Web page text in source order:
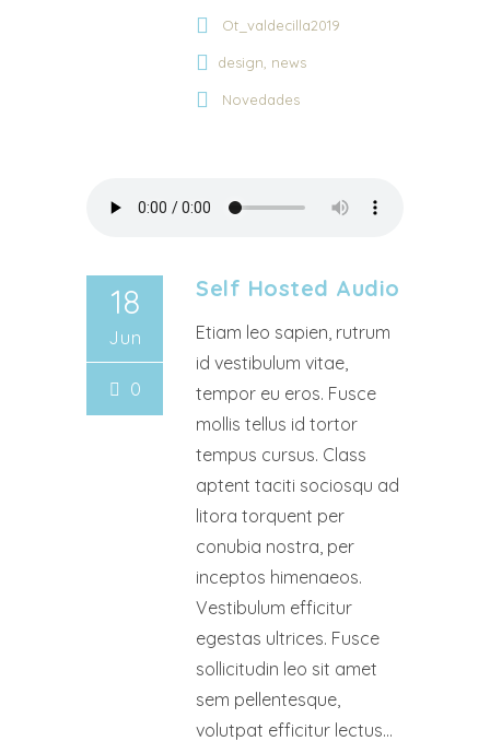
Ot_valdecilla2019
design, news
Novedades
18
Jun
0
Self Hosted Audio
Etiam leo sapien, rutrum
id vestibulum vitae,
tempor eu eros. Fusce
mollis tellus id tortor
tempus cursus. Class
aptent taciti sociosqu ad
litora torquent per
conubia nostra, per
inceptos himenaeos.
Vestibulum efficitur
egestas ultrices. Fusce
sollicitudin leo sit amet
sem pellentesque,
volutpat efficitur lectus...